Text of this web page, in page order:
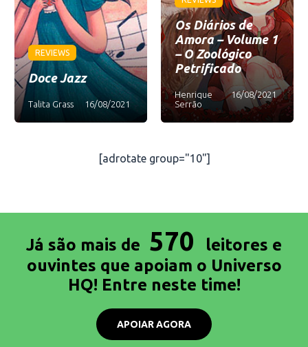
REVIEWS
Doce Jazz
Talita Grass 16/08/2021
Os Diários de
Amora – Volume 1
– O Zoológico
Petrificado
Henrique
Serrão
16/08/2021
[adrotate group="10"]
Já são mais de 570
leitores e
ouvintes que apoiam o Universo
HQ! Entre neste time!
APOIAR AGORA